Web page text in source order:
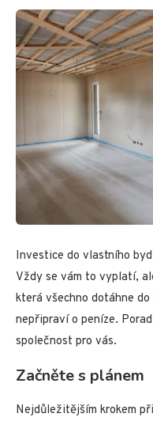
Investice do vlastního
Vždy se vám to vyplatí,
která všechno dotáhne
nepřipraví o peníze.
společnost pro vás.
Začněte s plánem
Nejdůležitějším krokem